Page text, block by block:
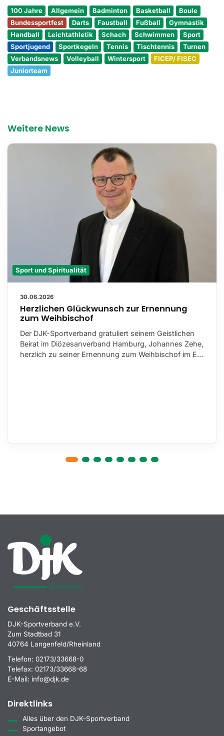
100 Jahre Allgemein Badminton Basketball
Boule
Bundessportfest
Darts Faustball Fußball
Gymnastik
Handball
Leichtathletik Schach Schwimmen
Sport
Sportjugend
Sportkegeln Tennis Tischtennis
Turnen
Verbandsnews
Volleyball Wintersport
FICEP/ FISEC
Juniorteam
Weitere News
Sport und Spiritualität
30.06.2026
Herzlichen Glückwunsch zur Ernennung
zum Weihbischof
Der DJK-Sportverband gratuliert seinem Geistlichen
Beirat im Diözesanverband Hamburg, Johannes Zehe,
herzlich zu seiner Ernennung zum Weihbischof im E…
Geschäftsstelle
DJK-Sportverband e.V.
Zum Stadtbad 31
40764 Langenfeld/Rheinland
Telefon: 02173/33668-0
Telefax: 02173/33668-68
E-Mail: info@djk.de
Direktlinks
Alles über den DJK-Sportverband
Sportangebot